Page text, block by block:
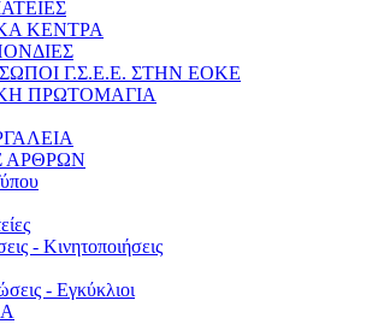
ΚΕΝΤΡΑ
Γ.Σ.Ε.Ε. ΣΤΗΝ ΕΟΚΕ
ΠΡΩΤΟΜΑΓΙΑ
ΑΡΘΡΩΝ
- Κινητοποιήσεις
- Εγκύκλιοι